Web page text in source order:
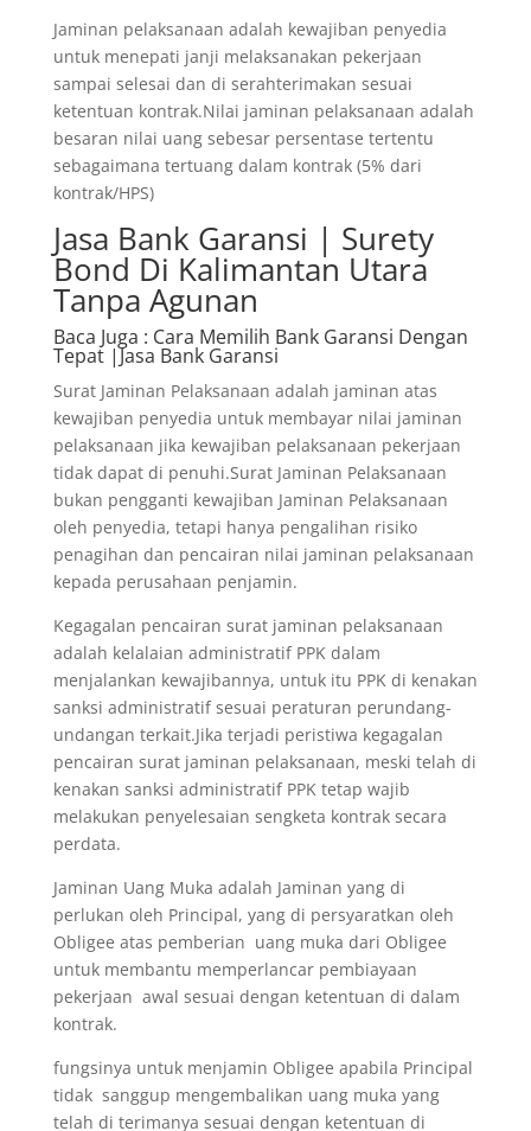
Jaminan pelaksanaan adalah kewajiban penyedia
untuk menepati janji melaksanakan pekerjaan
sampai selesai dan di serahterimakan sesuai
ketentuan kontrak.Nilai jaminan pelaksanaan adalah
besaran nilai uang sebesar persentase tertentu
sebagaimana tertuang dalam kontrak (5% dari
kontrak/HPS)
Jasa Bank Garansi | Surety
Bond Di Kalimantan Utara
Tanpa Agunan
Baca Juga : Cara Memilih Bank Garansi Dengan
Tepat |Jasa Bank Garansi
Surat Jaminan Pelaksanaan adalah jaminan atas
kewajiban penyedia untuk membayar nilai jaminan
pelaksanaan jika kewajiban pelaksanaan pekerjaan
tidak dapat di penuhi.Surat Jaminan Pelaksanaan
bukan pengganti kewajiban Jaminan Pelaksanaan
oleh penyedia, tetapi hanya pengalihan risiko
penagihan dan pencairan nilai jaminan pelaksanaan
kepada perusahaan penjamin.
Kegagalan pencairan surat jaminan pelaksanaan
adalah kelalaian administratif PPK dalam
menjalankan kewajibannya, untuk itu PPK di kenakan
sanksi administratif sesuai peraturan perundang-
undangan terkait.Jika terjadi peristiwa kegagalan
pencairan surat jaminan pelaksanaan, meski telah di
kenakan sanksi administratif PPK tetap wajib
melakukan penyelesaian sengketa kontrak secara
perdata.
Jaminan Uang Muka adalah Jaminan yang di
perlukan oleh Principal, yang di persyaratkan oleh
Obligee atas pemberian uang muka dari Obligee
untuk membantu memperlancar pembiayaan
pekerjaan awal sesuai dengan ketentuan di dalam
kontrak.
fungsinya untuk menjamin Obligee apabila Principal
tidak sanggup mengembalikan uang muka yang
telah di terimanya sesuai dengan ketentuan di